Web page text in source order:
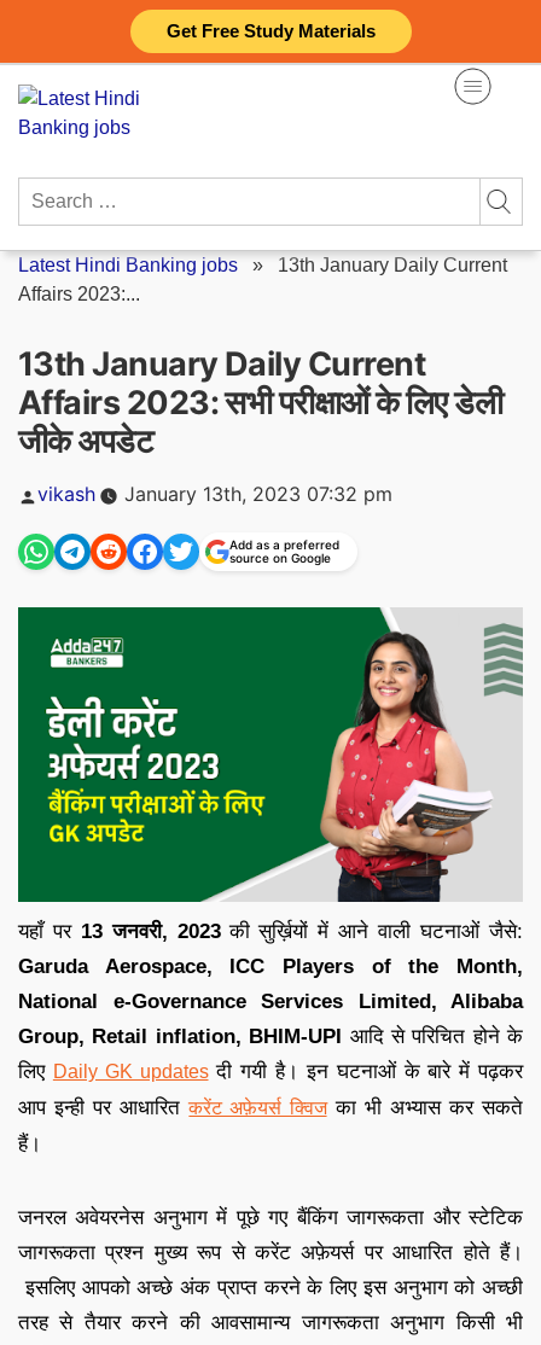
Get Free Study Materials
content
Search
Latest Hindi Banking jobs » 13th January Daily Current
Affairs 2023:...
13th January Daily Current
Affairs 2023: सभी परीक्षाओं के लिए डेली
जीके अपडेट
Posted
vikash January 13th, 2023 07:32 pm
Add as a preferred
source on Google
यहाँ पर13 जनवरी, 2023 की सुर्ख़ियों में आने वाली घटनाओं जैसे:
Garuda Aerospace, ICC Players of the Month,
National e-Governance Services Limited, Alibaba
Group, Retail inflation, BHIM-UPI आदि से परिचित होने के
लिए Daily GK updates दी गयी है। इन घटनाओं के बारे में पढ़कर
आप इन्ही पर आधारित करेंट अफ़ेयर्स क्विज का भी अभ्यास कर सकते
हैं।
जनरल अवेयरनेस अनुभाग में पूछे गए बैंकिंग जागरूकता और स्टेटिक
जागरूकता प्रश्न मुख्य रूप से करेंट अफ़ेयर्स पर आधारित होते हैं।
इसलिए आपको अच्छे अंक प्राप्त करने के लिए इस अनुभाग को अच्छी
तरह से तैयार करने की आवसामान्य जागरूकता अनुभाग किसी भी